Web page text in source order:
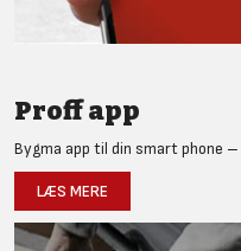
Proff app
Bygma app til din smart phone
LÆS MERE